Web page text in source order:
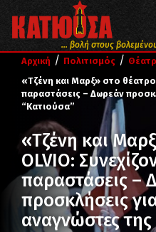
... βολή στους
Αρχική / Πολιτισμός /
«Τζένη και Μαρξ» στο θέατρο
παραστάσεις – Δωρεάν
“Κατιούσα”
«Τζένη και
OLVIO:
παραστάσεις –
προσκλήσεις
αναγνώστες